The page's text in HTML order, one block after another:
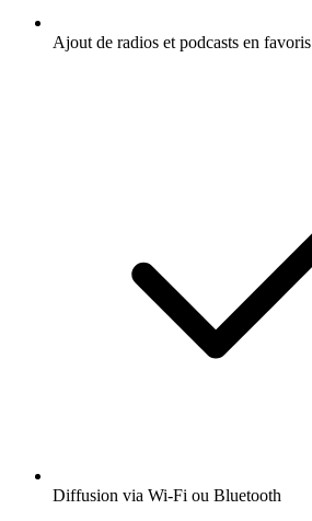
Ajout de radios et podcasts en favoris
Diffusion via Wi-Fi ou Bluetooth